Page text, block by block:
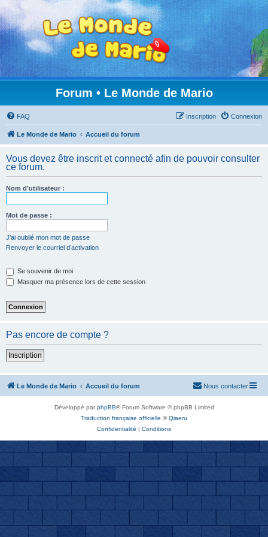
Forum • Le Monde de Mario
FAQ Connexion
Inscription
Le Monde de Mario Accueil du forum
Vous devez être inscrit et connecté afin de pouvoir consulter
ce forum.
Nom d’utilisateur :
Mot de passe :
J’ai oublié mon mot de passe
Renvoyer le courriel d’activation
Se souvenir de moi
Masquer ma présence lors de cette session
Pas encore de compte ?
Inscription
Le Monde de Mario Accueil du forum Nous contacter
Développé parphpBB® Forum Software © phpBB Limited
Traduction française officielle ©Qiaeru
Confidentialité | Conditions